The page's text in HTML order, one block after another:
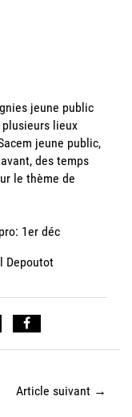
jeune public
plusieurs lieux
jeune public,
des temps
le thème de
1er déc
Depoutot
Article suivant →